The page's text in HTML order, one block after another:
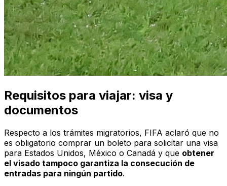
Requisitos para viajar: visa y
documentos
Respecto a los trámites migratorios, FIFA aclaró que no
es obligatorio comprar un boleto para solicitar una visa
para Estados Unidos, México o Canadá y que obtener
el visado tampoco garantiza la consecución de
entradas para ningún partido.